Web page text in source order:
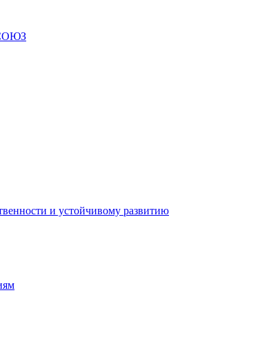
и устойчивому развитию